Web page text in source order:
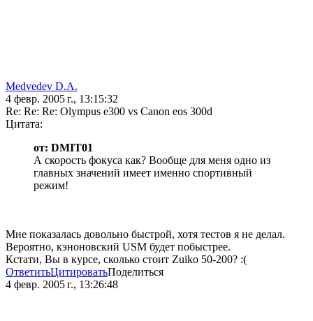
Medvedev D.A.
4 февр. 2005 г., 13:15:32
Re: Re: Re: Olympus e300 vs Canon eos 300d
Цитата:
от: DMIT01
А скорость фокуса как? Вообще для меня одно из
главных значений имеет именно спортивный
режим!
Мне показалась довольно быстрой, хотя тестов я не делал.
Вероятно, кэноновский USM будет побыстрее.
Кстати, Вы в курсе, сколько стоит Zuiko 50-200? :(
ОтветитьЦитироватьПоделиться
4 февр. 2005 г., 13:26:48